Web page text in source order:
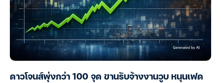
ดาวโจนส์พุ่งกว่า 100 จุด ขานรับจ้างงานวูบ หนุนเฟด